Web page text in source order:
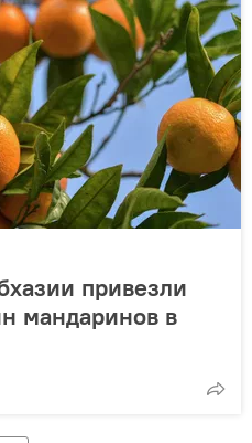
привезли
мандаринов в